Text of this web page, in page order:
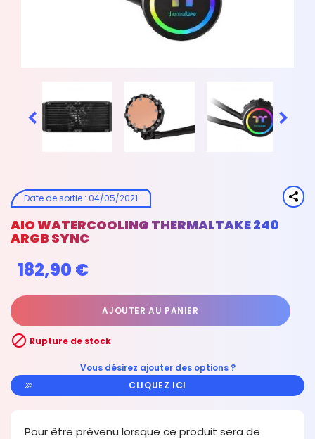
 
Date de sortie : 04/05/2021
AIO WATERCOOLING THERMALTAKE 240
ARGB SYNC
182,90 €
AJOUTER AU PANIER
 Rupture de stock
Vous désirez ajouter des options ?
CLIQUEZ ICI
Pour être prévenu lorsque ce produit sera de